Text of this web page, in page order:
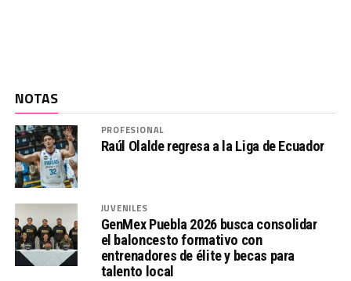
NOTAS
PROFESIONAL
Raúl Olalde regresa a la Liga de Ecuador
JUVENILES
GenMex Puebla 2026 busca consolidar
el baloncesto formativo con
entrenadores de élite y becas para
talento local